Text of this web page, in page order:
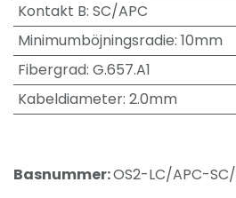
Kontakt B: SC/APC
Minimumböjningsradie: 10mm
Fibergrad: G.657.A1
Kabeldiameter: 2.0mm
Basnummer:OS2-LC/APC-